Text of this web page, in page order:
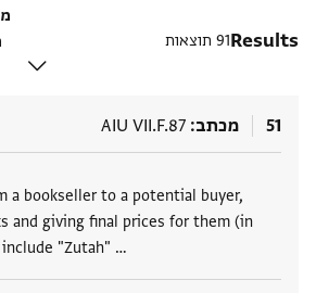
Results91 תוצאות
51 מכתב AIU VII.F.87
a bookseller to a potential buyer,
and giving final prices for them (in
"Zutah" …